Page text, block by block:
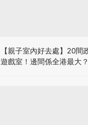
【親子室內好去處】20間
遊戲室！邊間係全港最大？